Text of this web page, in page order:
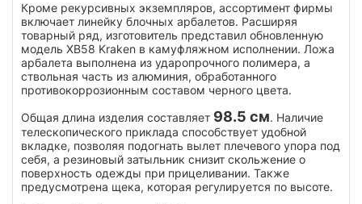
Кроме рекурсивных экземпляров, ассортимент фирмы
включает линейку блочных арбалетов. Расширяя
товарный ряд, изготовитель представил обновленную
модель XB58 Kraken в камуфляжном исполнении. Ложа
арбалета выполнена из ударопрочного полимера, а
ствольная часть из алюминия, обработанного
противокоррозионным составом черного цвета.
Общая длина изделия составляет 98.5 см. Наличие
телескопического приклада способствует удобной
вкладке, позволяя подогнать вылет плечевого упора под
себя, а резиновый затыльник снизит скольжение о
поверхность одежды при прицеливании. Также
предусмотрена щека, которая регулируется по высоте.